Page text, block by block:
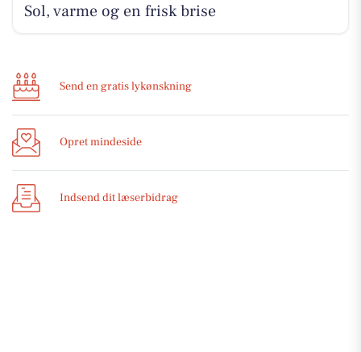
Sol, varme og en frisk brise
Send en gratis lykønskning
Opret mindeside
Indsend dit læserbidrag